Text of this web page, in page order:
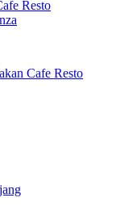
Resto
Cafe Resto